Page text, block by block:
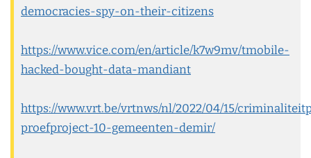
democracies-spy-on-their-citizens
https://www.vice.com/en/article/k7w9mv/tmobile-
hacked-bought-data-mandiant
https://www.vrt.be/vrtnws/nl/2022/04/15/
proefproject-10-gemeenten-demir/